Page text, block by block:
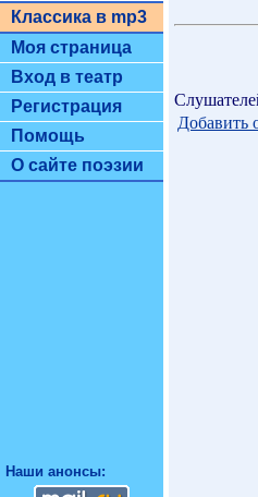
Классика в mp3
Моя страница
Вход в театр
Регистрация
Помощь
О сайте поэзии
Наши анонсы:
Добавить